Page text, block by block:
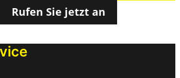
Rufen Sie jetzt an